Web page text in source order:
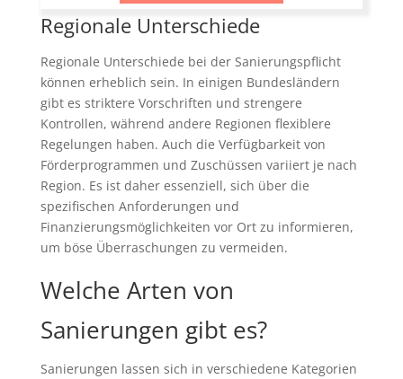
Regionale Unterschiede
Regionale Unterschiede bei der Sanierungspflicht
können erheblich sein. In einigen Bundesländern
gibt es striktere Vorschriften und strengere
Kontrollen, während andere Regionen flexiblere
Regelungen haben. Auch die Verfügbarkeit von
Förderprogrammen und Zuschüssen variiert je nach
Region. Es ist daher essenziell, sich über die
spezifischen Anforderungen und
Finanzierungsmöglichkeiten vor Ort zu informieren,
um böse Überraschungen zu vermeiden.
Welche Arten von
Sanierungen gibt es?
Sanierungen lassen sich in verschiedene Kategorien